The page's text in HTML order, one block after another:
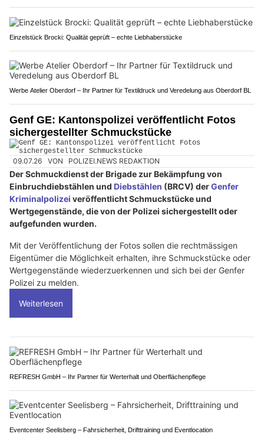
Einzelstück Brocki: Qualität geprüft – echte Liebhaberstücke
Werbe Atelier Oberdorf – Ihr Partner für Textildruck und Veredelung aus Oberdorf BL
Genf GE: Kantonspolizei veröffentlicht Fotos
sichergestellter Schmuckstücke
09.07.26 VON POLIZEI.NEWS REDAKTION
Der Schmuckdienst der Brigade zur Bekämpfung von
Einbruchdiebstählen und Diebstählen (BRCV) derGenfer
Kriminalpolizei veröffentlicht Schmuckstücke und
Wertgegenstände, die von der Polizei sichergestellt oder
aufgefunden wurden.
Mit der Veröffentlichung der Fotos sollen die rechtmässigen
Eigentümer die Möglichkeit erhalten, ihre Schmuckstücke oder
Wertgegenstände wiederzuerkennen und sich bei der Genfer
Polizei zu melden.
Weiterlesen
REFRESH GmbH – Ihr Partner für Werterhalt und Oberflächenpflege
Eventcenter Seelisberg – Fahrsicherheit, Drifttraining und Eventlocation